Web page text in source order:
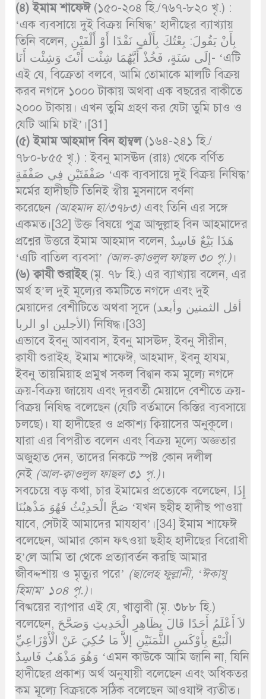
(৪) ইমাম শাফেঈ(১৫০-২০৪ হি./৭৬৭-৮২০ খৃ.) :
‘এক ব্যবসায়ে দুই বিক্রয় নিষিদ্ধ’ হাদীছের ব্যাখ্যায়
তিনি বলেন, بِأَنْ يَقُولَ: بِعْتُكَ بِأَلْفٍ نَقْدًا أَوْ أَلْفَيْنِ
إلَى سَنَةٍ، فَخُذْ أَيَّهُمَا شِئْت أَنْتَ وَشِئْت أَنَا- ‘এটি
এই যে, বিক্রেতা বলবে, আমি তোমাকে মালটি বিক্রয়
করব নগদে ১০০০ টাকায় অথবা এক বছরের বাকীতে
২০০০ টাকায়। এখন তুমি গ্রহণ কর যেটা তুমি চাও ও
যেটি আমি চাই’।[31]
(৫) ইমাম আহমাদ বিন হাম্বল(১৬৪-২৪১ হি./
৭৮০-৮৫৫ খৃ.) : ইবনু মাসঊদ (রাঃ) থেকে বর্ণিত
صَفْقَتَيْنِ فِي صَفْقَةٍ ‘এক ব্যবসায়ে দুই বিক্রয় নিষিদ্ধ’
মর্মের হাদীছটি তিনিই স্বীয় মুসনাদে বর্ণনা
করেছেন (আহমাদ হা/৩৭৮৩) এবং তিনি এর সঙ্গে
একমত।[32] উক্ত বিষয়ে পুত্র আব্দুল্লাহ বিন আহমাদের
প্রশ্নের উত্তরে ইমাম আহমাদ বলেন, هَذَا بَيْعٌ فَاسِدٌ
‘এটি বাতিল ব্যবসা’ (আল-ক্বাওলুল ফাছল ৩০ পৃ.) ।
(৬) ক্বাযী শুরাইহ(মৃ. ৭৮ হি.) এর ব্যাখ্যায় বলেন, এর
অর্থ হ’ল দুই মূল্যের কমটিতে নগদে এবং দুই
মেয়াদের বেশীটিতে অথবা সূদে (أقل الثمنين وأبعد
الأجلين او الربا) নিষিদ্ধ।[33]
এভাবে ইবনু আববাস, ইবনু মাসঊদ, ইবনু সীরীন,
ক্বাযী শুরাইহ, ইমাম শাফেঈ, আহমাদ, ইবনু হাযম,
ইবনু তায়মিয়াহ প্রমুখ সকল বিদ্বান কম মূল্যে নগদে
ক্রয়-বিক্রয় জায়েয এবং দূরবর্তী মেয়াদে বেশীতে ক্রয়-
বিক্রয় নিষিদ্ধ বলেছেন (যেটি বর্তমানে কিস্তির ব্যবসায়ে
চলছে)। যা হাদীছের ও প্রকাশ্য ক্বিয়াসের অনুকূলে।
যারা এর বিপরীত বলেন এবং বিক্রয় মূল্যে অজ্ঞতার
অজুহাত দেন, তাদের নিকটে স্পষ্ট কোন দলীল
নেই (আল-ক্বাওলুল ফাছল ৩১ পৃ.) ।
সবচেয়ে বড় কথা, চার ইমামের প্রত্যেকে বলেছেন, إِذَا
صَحَّ الْحَدِيْثُ فَهُوَ مَذْهبُنَا ‘যখন ছহীহ হাদীছ পাওয়া
যাবে, সেটাই আমাদের মাযহাব’।[34] ইমাম শাফেঈ
বলেছেন, আমার কোন ফৎওয়া ছহীহ হাদীছের বিরোধী
হ’লে আমি তা থেকে প্রত্যাবর্তন করছি আমার
জীবদ্দশায় ও মৃত্যুর পরে’ (ছালেহ ফুল্লানী, ‘ঈকাযু
হিমাম’ ১০৪ পৃ.) ।
বিষ্ময়ের ব্যাপার এই যে, খাত্ত্বাবী (মৃ. ৩৮৮ হি.)
বলেছেন, لاَ أَعْلَمُ أَحَدًا قَالَ بِظَاهِرِ الْحَدِيثِ وَصَحَّحَ
الْبَيْعَ بِأَوْكَسِ الثَّمَنَيْنِ إلاَّ مَا حُكِيَ عَنْ الْأَوْزَاعِيِّ
وَهُوَ مَذْهَبٌ فَاسِدٌ ‘এমন কাউকে আমি জানি না, যিনি
হাদীছের প্রকাশ্য অর্থ অনুযায়ী বলেছেন এবং অধিকতর
কম মূল্যে বিক্রয়কে সঠিক বলেছেন আওযাঈ ব্যতীত।